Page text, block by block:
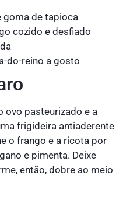
goma de tapioca
cozido e desfiado
do-reino a gosto
ovo pasteurizado e a
frigideira antiaderente
o frango e a ricota por
e pimenta. Deixe
então, dobre ao meio